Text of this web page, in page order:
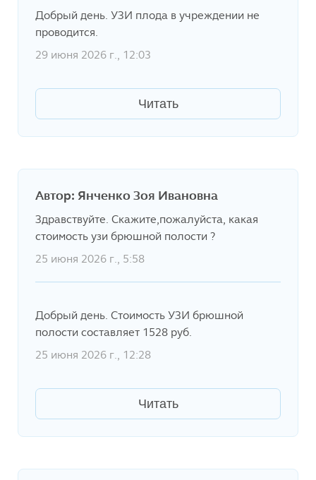
Добрый день. УЗИ плода в учреждении не
проводится.
29 июня 2026 г., 12:03
Читать
Автор: Янченко Зоя Ивановна
Здравствуйте. Скажите,пожалуйста, какая
стоимость узи брюшной полости ?
25 июня 2026 г., 5:58
Добрый день. Стоимость УЗИ брюшной
полости составляет 1528 руб.
25 июня 2026 г., 12:28
Читать